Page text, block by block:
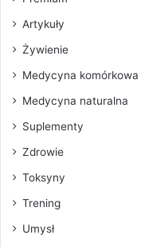
Artykuły
Żywienie
Medycyna komórkowa
Medycyna naturalna
Suplementy
Zdrowie
Toksyny
Trening
Umysł